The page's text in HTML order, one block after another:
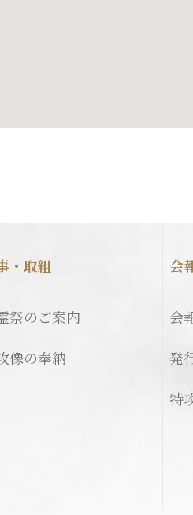
・取組
祭のご案内
像の奉納
会
会
発
特